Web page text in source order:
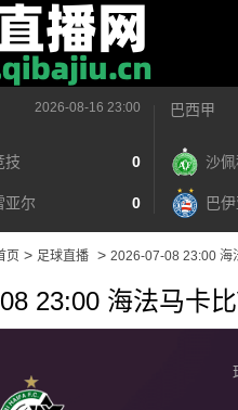
2026-08-16 23:00
技 0
亚尔 0
巴西甲
沙
巴
页 > 足球直播 > 2026-07-08 23:00 海
23:00 海法马卡